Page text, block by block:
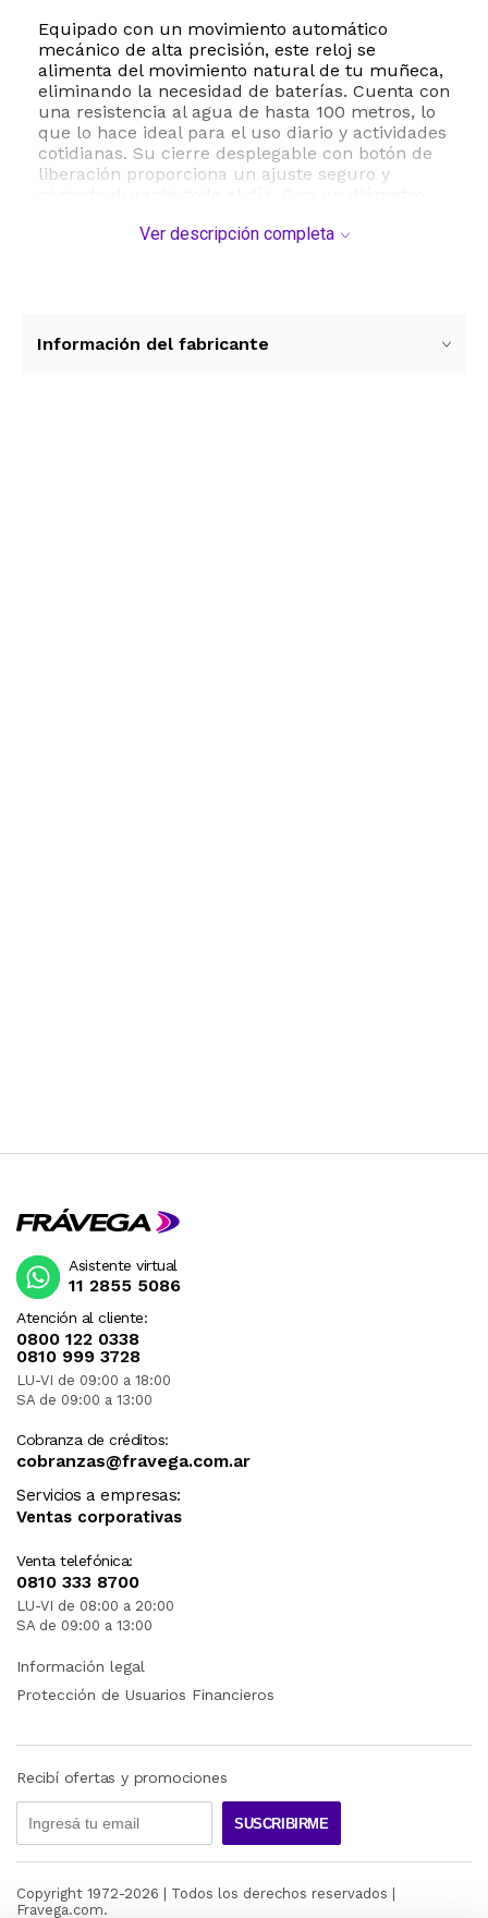
Equipado con un movimiento automático
mecánico de alta precisión, este reloj se
alimenta del movimiento natural de tu muñeca,
eliminando la necesidad de baterías. Cuenta con
una resistencia al agua de hasta 100 metros, lo
que lo hace ideal para el uso diario y actividades
cotidianas. Su cierre desplegable con botón de
liberación proporciona un ajuste seguro y
Seiko Presage es el accesorio perfecto para
Ver descripción completa
Información del fabricante
Atención al cliente:
0800 122 0338
0810 999 3728
LU-VI de 09:00 a 18:00
SA de 09:00 a 13:00
Cobranza de créditos:
cobranzas@fravega.com.ar
Servicios a empresas:
Ventas corporativas
Venta telefónica:
0810 333 8700
LU-VI de 08:00 a 20:00
SA de 09:00 a 13:00
Asistente virtual
11 2855 5086
Información legal
Protección de Usuarios Financieros
Recibí ofertas y promociones
SUSCRIBIRME
Copyright 1972-2026 | Todos los derechos reservados |
Fravega.com.